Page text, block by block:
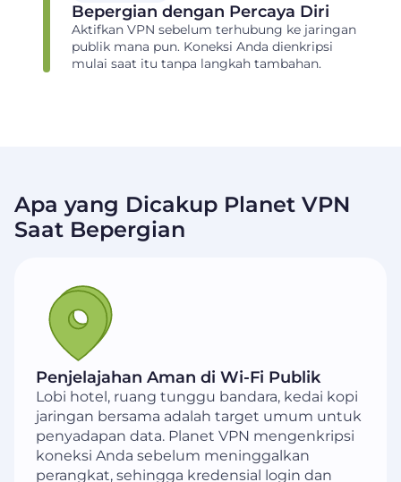
Bepergian dengan Percaya Diri
Aktifkan VPN sebelum terhubung ke jaringan
publik mana pun. Koneksi Anda dienkripsi
mulai saat itu tanpa langkah tambahan.
Apa yang Dicakup Planet VPN
Saat Bepergian
Penjelajahan Aman di Wi-Fi Publik
Lobi hotel, ruang tunggu bandara, kedai kopi
jaringan bersama adalah target umum untuk
penyadapan data. Planet VPN mengenkripsi
koneksi Anda sebelum meninggalkan
perangkat, sehingga kredensial login dan